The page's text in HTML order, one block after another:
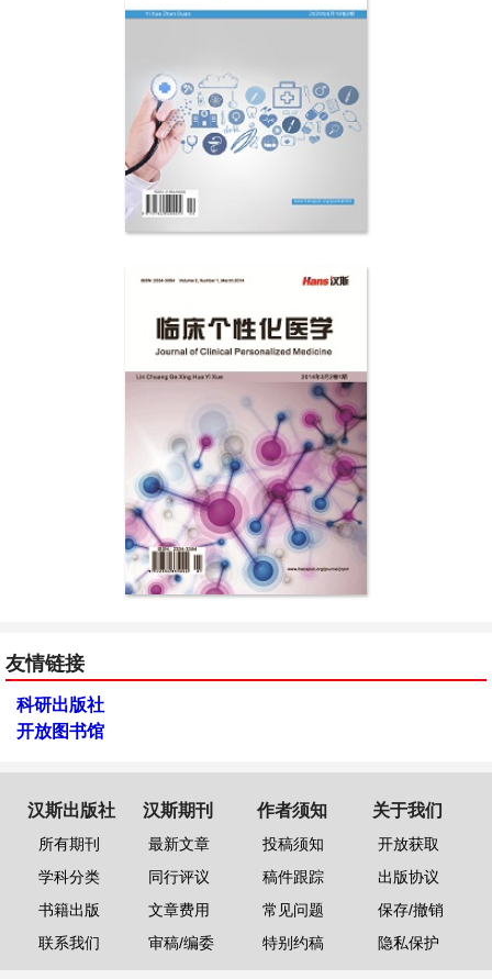
友情链接
科研出版社
开放图书馆
汉斯出版社
所有期刊
学科分类
书籍出版
联系我们
汉斯期刊
最新文章
同行评议
文章费用
审稿/编委
作者须知
投稿须知
稿件跟踪
常见问题
特别约稿
关于我们
开放获取
出版协议
保存/撤销
隐私保护